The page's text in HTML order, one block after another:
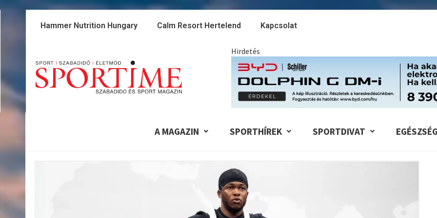
Hammer Nutrition Hungary Calm Resort Hertelend Kapcsolat
Hirdetés
A MAGAZIN SPORTHÍREK SPORTDIVAT EGÉSZSÉG